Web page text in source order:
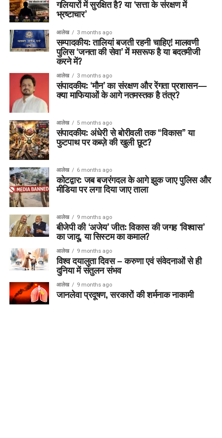
गलियारों में सुरक्षित है? या ‘सत्ता के संरक्षण में
भ्रष्टाचार’
आलेख 3 months ago
सम्पादकीय: तालियां बजती रहनी चाहिए! मालवणी
पुलिस ‘जनता की सेवा’ में मसरूफ है या बदतमीजी
करने में?
आलेख 3 months ago
संपादकीय: ‘मौन’ का संरक्षण और रेंगता प्रशासन—
क्या माफियाओं के आगे नतमस्तक है तंत्र?
आलेख 5 months ago
संपादकीय: अंधेरी से बोरीवली तक “विकास” या
फुटपाथ पर कब्ज़े की खुली छूट?
आलेख 6 months ago
कोटद्वार: जब बजरंगदल के आगे झुक जाए पुलिस और
मीडिया पर लगा दिया जाए ताला
आलेख 9 months ago
बीजेपी की ‘अजेय’ जीत: विकास की जगह ‘विश्वास’
का जादू, या सिस्टम का कमाल?
आलेख 9 months ago
विश्व दयालुता दिवस – करुणा एवं संवेदनाओं से ही
दुनिया में संतुलन संभव
आलेख 9 months ago
जानलेवा प्रदूषण, सरकारों की शर्मनाक नाकामी